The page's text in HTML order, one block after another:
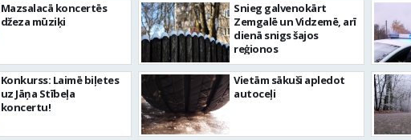
Mazsalacā koncertēs
džeza mūziķi
Konkurss: Laimē biļetes
uz Jāņa Stībeļa
koncertu!
Snieg galvenokārt
Zemgalē un Vidzemē, arī
dienā snigs šajos
reģionos
Vietām sākuši apledot
autoceļi